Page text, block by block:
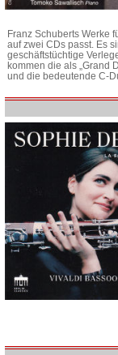
Franz Schuberts Werke
auf zwei CDs passt. Es
geschäftstüchtige
kommen die als „Grand
und die bedeutende C-